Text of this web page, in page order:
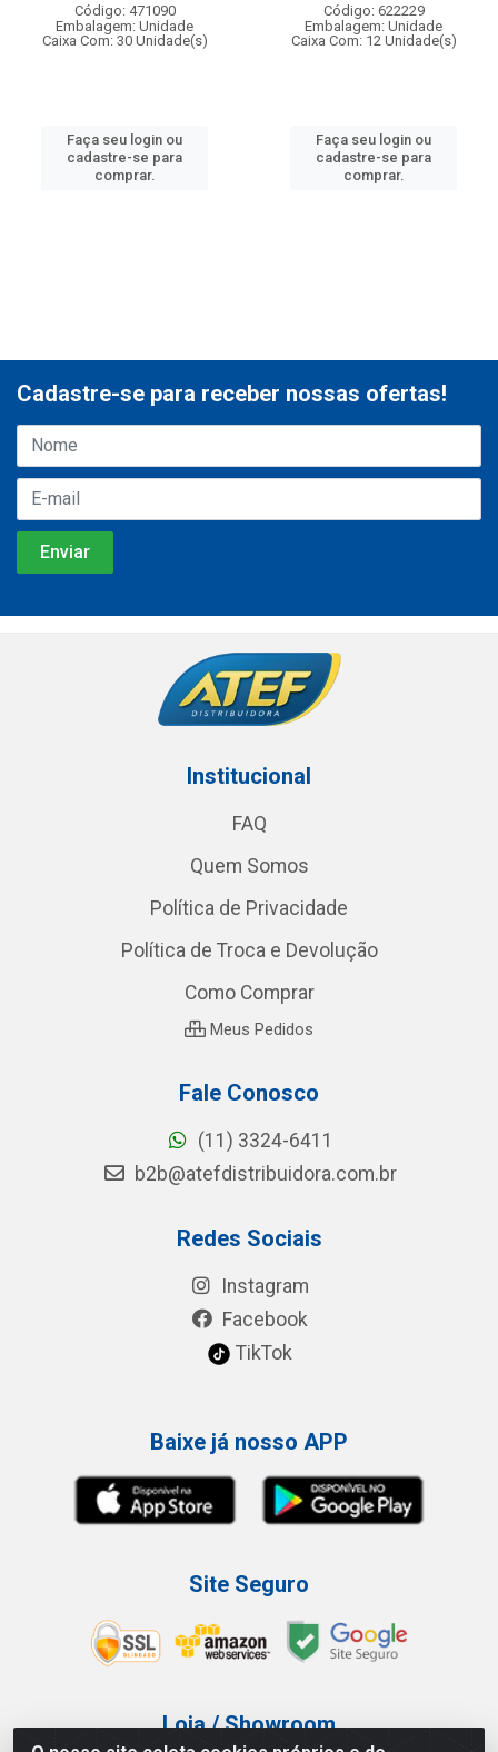
Código: 471090
Embalagem: Unidade
Caixa Com: 30 Unidade(s)
Faça seu login ou
cadastre-se para
comprar.
Código: 622229
Embalagem: Unidade
Caixa Com: 12 Unidade(s)
Faça seu login ou
cadastre-se para
comprar.
Cadastre-se para receber nossas ofertas!
Institucional
FAQ
Quem Somos
Política de Privacidade
Política de Troca e Devolução
Como Comprar
Meus Pedidos
Fale Conosco
(11) 3324-6411
b2b@atefdistribuidora.com.br
Redes Sociais
Instagram
Facebook
TikTok
Baixe já nosso APP
Site Seguro
Loja / Showroom